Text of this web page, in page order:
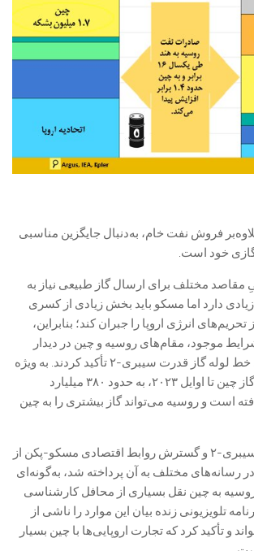
فروش نفت خام، به‌دنبال جایگزین مناسبی
گازی خود است.
مقاصد مختلف برای ارسال گاز طبیعی نیاز به
دارد اما مسکو باید بخش زیادی از کسری
انرژی اروپا را جبران کند؛ بنابراین،
موجود، مقام‌های روسیه و چین در دیدار
اخیر بر تسریع اجرای خط لوله گاز قدرت سیبری-۲ تأکید کردند. به‌ ویژه‌
آنکه، میزان مصرف گاز چین تا اوایل ۲۰۲۳، به حدود ۳۸۰ میلیارد
است و روسیه می‌تواند گاز بیشتری را به چین
خط لوله گاز قدرت سیبری-۲ و گسترش روابط اقتصادی مسکو-پکن از
رسانه‌های مختلف به آن پرداخته شد، به‌گونه‌ای
به چین نقل بسیاری از محافل کارشناسی
تلویزیونی زنده بیان این موارد را ناشی از
و تأکید کرد که تجارت اروپایی‌ها با چین بسیار